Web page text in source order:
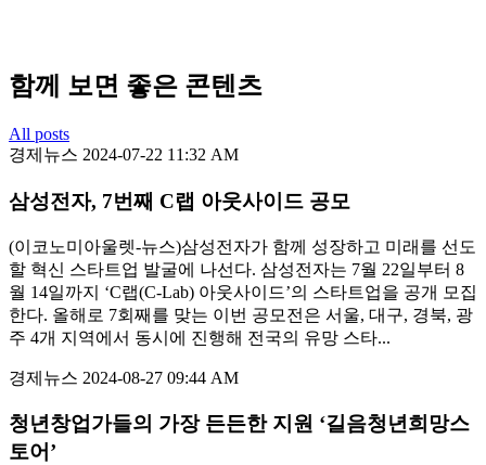
함께 보면 좋은 콘텐츠
All posts
경제뉴스 2024-07-22 11:32 AM
삼성전자, 7번째 C랩 아웃사이드 공모
(이코노미아울렛-뉴스)삼성전자가 함께 성장하고 미래를 선도
할 혁신 스타트업 발굴에 나선다. 삼성전자는 7월 22일부터 8
월 14일까지 ‘C랩(C-Lab) 아웃사이드’의 스타트업을 공개 모집
한다. 올해로 7회째를 맞는 이번 공모전은 서울, 대구, 경북, 광
주 4개 지역에서 동시에 진행해 전국의 유망 스타...
경제뉴스 2024-08-27 09:44 AM
청년창업가들의 가장 든든한 지원 ‘길음청년희망스
토어’